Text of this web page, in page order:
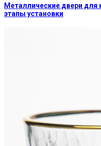
Металлические двери
этапы установки